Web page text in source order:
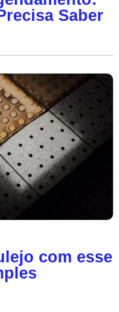
Saber
com esse